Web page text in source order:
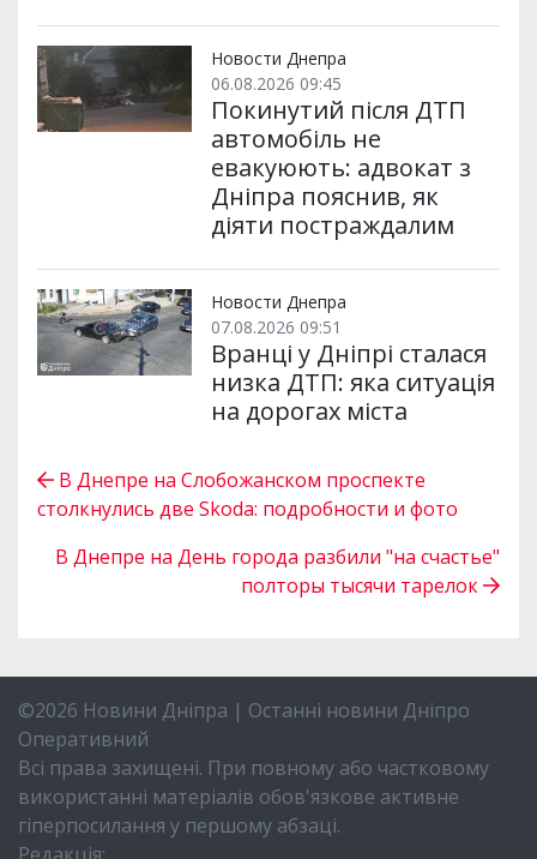
Новости Днепра
06.08.2026 09:45
Покинутий після ДТП
автомобіль не
евакуюють: адвокат з
Дніпра пояснив, як
діяти постраждалим
Новости Днепра
07.08.2026 09:51
Вранці у Дніпрі сталася
низка ДТП: яка ситуація
на дорогах міста
В Днепре на Слобожанском проспекте
столкнулись две Skoda: подробности и фото
В Днепре на День города разбили "на счастье"
полторы тысячи тарелок
©2026 Новини Дніпра | Останні новини Дніпро
Оперативний
Всі права захищені. При повному або частковому
використанні матеріалів обов'язкове активне
гіперпосилання у першому абзаці.